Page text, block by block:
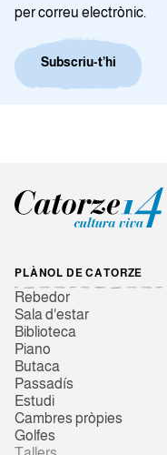
per correu electrònic.
Subscriu-t’hi
PLÀNOL DE CATORZE
Rebedor
Sala d'estar
Biblioteca
Piano
Butaca
Passadís
Estudi
Cambres pròpies
Golfes